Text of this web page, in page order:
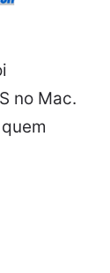
no Mac.